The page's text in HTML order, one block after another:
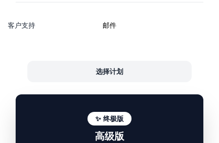
客户支持 邮件
选择计划
✨ 终极版
高级版